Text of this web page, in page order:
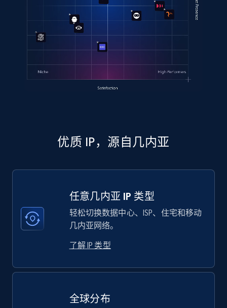
优质 IP，源自几内亚
任意几内亚 IP 类型
轻松切换数据中心、ISP、住宅和移动
几内亚网络。
了解 IP 类型
全球分布